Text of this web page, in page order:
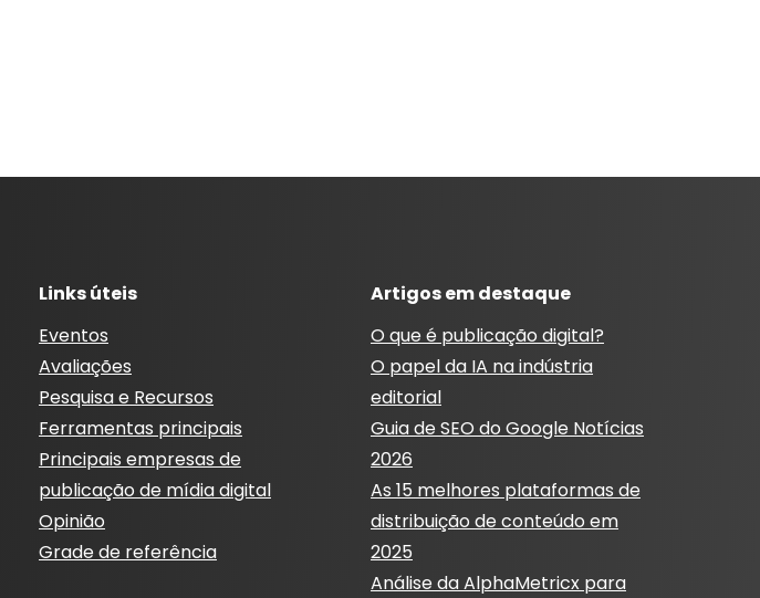
Links úteis
Eventos
Avaliações
Pesquisa e Recursos
Ferramentas principais
Principais empresas de
publicação de mídia digital
Opinião
Grade de referência
Artigos em destaque
O que é publicação digital?
O papel da IA ​​na indústria
editorial
Guia de SEO do Google Notícias
2026
As 15 melhores plataformas de
distribuição de conteúdo em
2025
Análise da AlphaMetricx para